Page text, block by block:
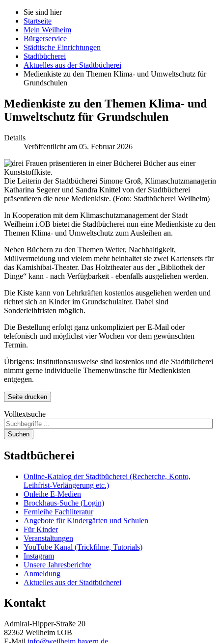
Sie sind hier
Startseite
Mein Weilheim
Bürgerservice
Städtische Einrichtungen
Stadtbücherei
Aktuelles aus der Stadtbücherei
Medienkiste zu den Themen Klima- und Umweltschutz für
Grundschulen
Medienkiste zu den Themen Klima- und
Umweltschutz für Grundschulen
Details
Veröffentlicht am 05. Februar 2026
Die Leiterin der Stadtbücherei Simone Groß, Klimaschutzmanagerin
Katharina Segerer und Sandra Knittel von der Stadtbücherei
präsentieren die neue Medienkiste. (Foto: Stadtbücherei Weilheim)
In Kooperation mit dem Klimaschutzmanagement der Stadt
Weilheim i.OB bietet die Stadtbücherei nun eine Medienkiste zu den
Themen Klima- und Umweltschutz zum Ausleihen an.
Neben Büchern zu den Themen Wetter, Nachhaltigkeit,
Müllvermeidung und vielem mehr beinhaltet sie zwei Kartensets für
das Kamishibai-Theater. Das Holztheater aus der „Bibliothek der
Dinge“ kann - nach Verfügbarkeit - ebenfalls ausgeliehen werden.
Die Kiste kann von Lehrkräften kostenlos ausgeliehen werden und
richtet sich an Kinder im Grundschulalter. Dabei sind
Sonderleihfristen möglich.
Die Bestellung erfolgt ganz unkompliziert per E-Mail oder
telefonisch und möglichst vier Wochen vor dem gewünschten
Termin.
Übrigens: Institutionsausweise sind kostenlos und die Stadtbücherei
nimmt gerne individuelle Themenwünsche für Medienkisten
entgegen.
Seite drucken
Volltextsuche
Suchen
Stadtbücherei
Online-Katalog der Stadtbücherei (Recherche, Konto,
Leihfrist-Verlängerung etc.)
Onleihe E-Medien
Brockhaus-Suche (Login)
Fernleihe Fachliteratur
Angebote für Kindergärten und Schulen
Für Kinder
Veranstaltungen
YouTube Kanal (Trickfilme, Tutorials)
Instagram
Unsere Jahresberichte
Anmeldung
Aktuelles aus der Stadtbücherei
Kontakt
Admiral-Hipper-Straße 20
82362 Weilheim i.OB